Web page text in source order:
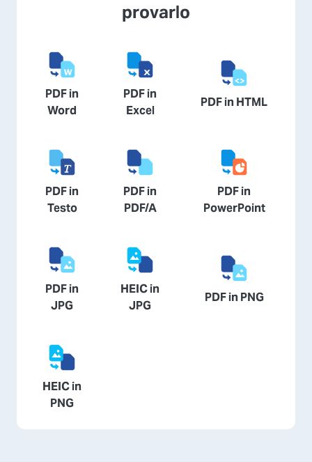
provarlo
PDF in
Word
PDF in
Excel
PDF in HTML
PDF in
Testo
PDF in
PDF/A
PDF in
PowerPoint
PDF in
JPG
HEIC in
JPG
PDF in PNG
HEIC in
PNG